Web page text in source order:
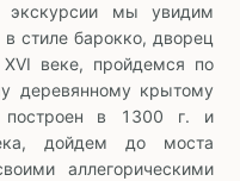
экскурсии мы увидим
стиле барокко, дворец
XVI веке, пройдемся по
деревянному крытому
построен в 1300 г. и
дойдем до моста
аллегорическими